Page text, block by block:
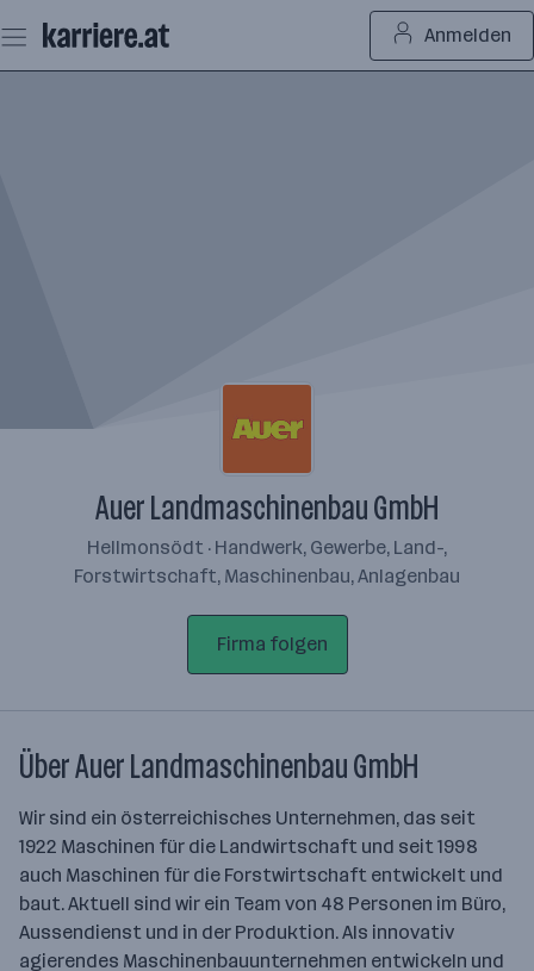
Seiteninhalt
springen
Anmelden
Auer Landmaschinenbau GmbH
Hellmonsödt · Handwerk, Gewerbe, Land-,
Forstwirtschaft, Maschinenbau, Anlagenbau
Firma folgen
Über Auer Landmaschinenbau GmbH
Wir sind ein österreichisches Unternehmen, das seit
1922 Maschinen für die Landwirtschaft und seit 1998
auch Maschinen für die Forstwirtschaft entwickelt und
baut. Aktuell sind wir ein Team von 48 Personen im Büro,
Aussendienst und in der Produktion. Als innovativ
agierendes Maschinenbauunternehmen entwickeln und